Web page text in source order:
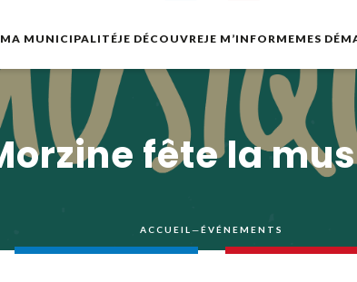
MA MUNICIPALITÉJE DÉCOUVREJE M’INFORMEMES
Morzine fête la
ACCUEIL —ÉVÉNEMENTS